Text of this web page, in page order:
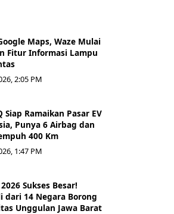
Maps, Waze Mulai
Fitur Informasi Lampu
2:05 PM
Siap Ramaikan Pasar EV
Punya 6 Airbag dan
400 Km
1:47 PM
Sukses Besar!
dari 14 Negara Borong
Unggulan Jawa Barat